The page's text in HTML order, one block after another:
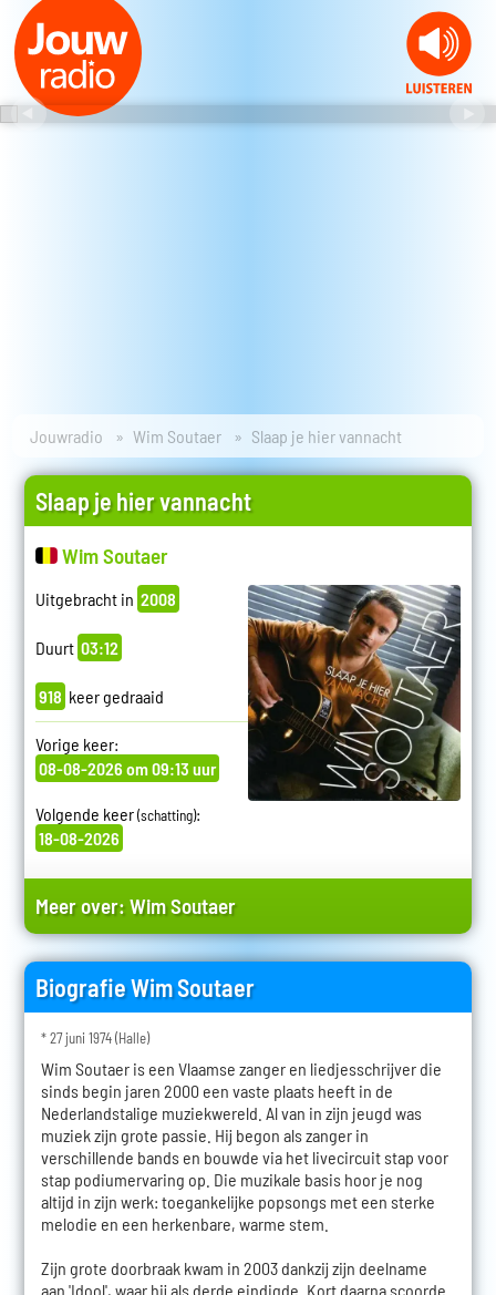
Jouwradio Wim Soutaer Slaap je hier vannacht
Slaap je hier vannacht
Wim Soutaer
Uitgebracht in 2008
Duurt 03:12
918 keer gedraaid
Vorige keer:
08-08-2026 om 09:13 uur
Volgende keer(schatting):
18-08-2026
Meer over:Wim Soutaer
Biografie Wim Soutaer
* 27 juni 1974 (Halle)
Wim Soutaer is een Vlaamse zanger en liedjesschrijver die
sinds begin jaren 2000 een vaste plaats heeft in de
Nederlandstalige muziekwereld. Al van in zijn jeugd was
muziek zijn grote passie. Hij begon als zanger in
verschillende bands en bouwde via het livecircuit stap voor
stap podiumervaring op. Die muzikale basis hoor je nog
altijd in zijn werk: toegankelijke popsongs met een sterke
melodie en een herkenbare, warme stem.
Zijn grote doorbraak kwam in 2003 dankzij zijn deelname
aan 'Idool', waar hij als derde eindigde. Kort daarna scoorde